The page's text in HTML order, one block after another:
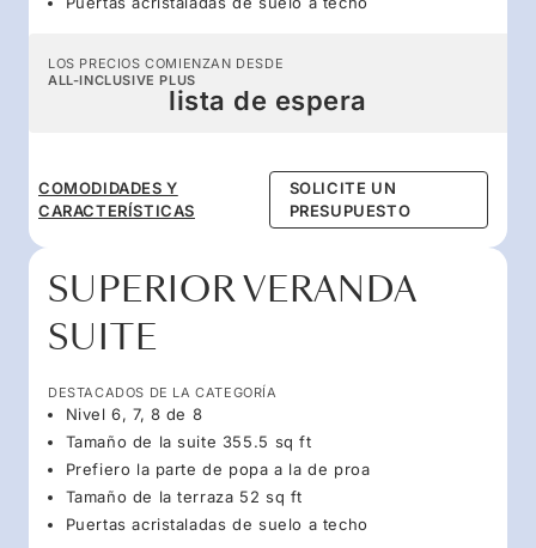
LOS PRECIOS COMIENZAN DESDE
ALL-INCLUSIVE PLUS
lista de espera
COMODIDADES Y
CARACTERÍSTICAS
SOLICITE UN
PRESUPUESTO
SUPERIOR VERANDA
SUITE
DESTACADOS DE LA CATEGORÍA
Nivel 6, 7, 8 de 8
Tamaño de la suite 355.5 sq ft
Prefiero la parte de popa a la de proa
Tamaño de la terraza 52 sq ft
Puertas acristaladas de suelo a techo